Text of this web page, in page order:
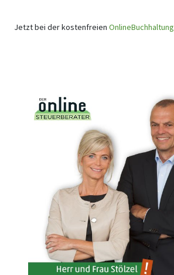
Jetzt bei der kostenfreien OnlineBuchhaltung